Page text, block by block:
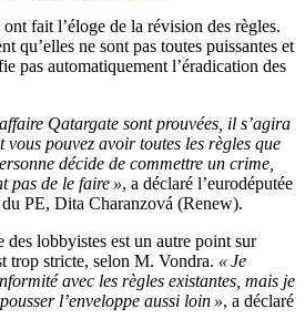
ont fait l’éloge de la révision des règles.
qu’elles ne sont pas toutes puissantes et
pas automatiquement l’éradication des
Qatargate sont prouvées, il s’agira
pouvez avoir toutes les règles que
décide de commettre un crime,
pas de le faire », a déclaré l’eurodéputée
PE, Dita Charanzová (Renew).
des lobbyistes est un autre point sur
trop stricte, selon M. Vondra. « Je
avec les règles existantes, mais je
l’enveloppe aussi loin », a déclaré